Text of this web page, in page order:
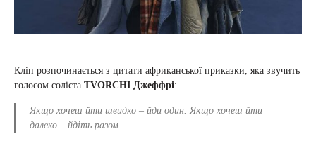
Кліп розпочинається з цитати африканської приказки, яка звучить
голосом соліста TVORCHI Джеффрі:
Якщо хочеш йти швидко – йди один. Якщо хочеш йти
далеко – йдіть разом.